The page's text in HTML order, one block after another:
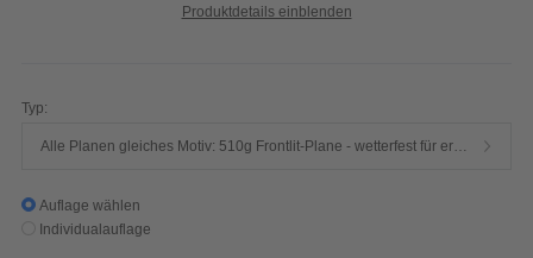
Produktdetails einblenden
Typ:
Auflage wählen
Individualauflage